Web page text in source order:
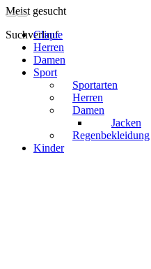
Meist gesucht
Suchverlauf
Clique
Herren
Damen
Sport
Sportarten
Herren
Damen
Jacken
Regenbekleidung
Kinder